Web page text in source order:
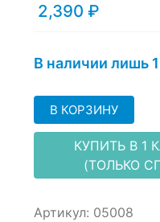
2,390 ₽
В наличии лишь 1
В КОРЗИНУ
КУПИТЬ В 1
(ТОЛЬКО
Артикул: 05008